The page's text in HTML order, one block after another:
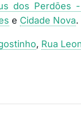
dos Perdões
e Cidade Nova.
, Rua